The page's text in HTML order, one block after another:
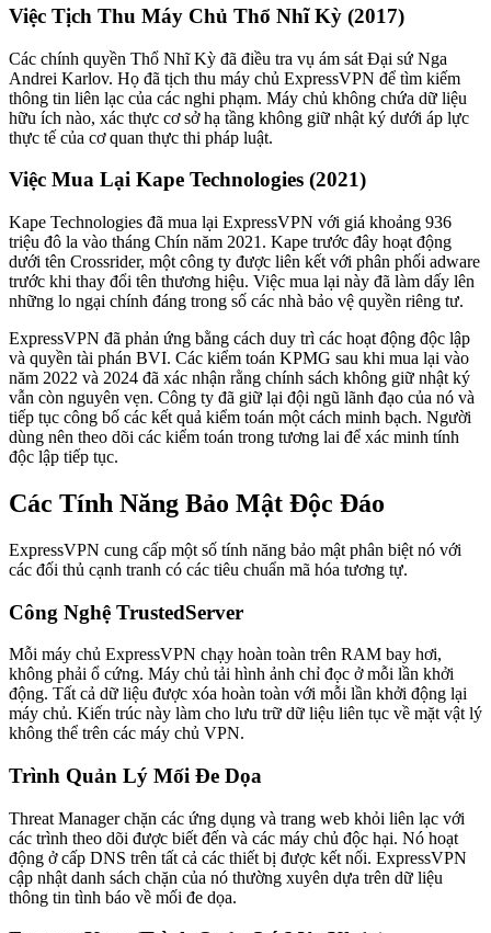
Việc Tịch Thu Máy Chủ Thổ Nhĩ Kỳ (2017)
Các chính quyền Thổ Nhĩ Kỳ đã điều tra vụ ám sát Đại sứ Nga
Andrei Karlov. Họ đã tịch thu máy chủ ExpressVPN để tìm kiếm
thông tin liên lạc của các nghi phạm. Máy chủ không chứa dữ liệu
hữu ích nào, xác thực cơ sở hạ tầng không giữ nhật ký dưới áp lực
thực tế của cơ quan thực thi pháp luật.
Việc Mua Lại Kape Technologies (2021)
Kape Technologies đã mua lại ExpressVPN với giá khoảng 936
triệu đô la vào tháng Chín năm 2021. Kape trước đây hoạt động
dưới tên Crossrider, một công ty được liên kết với phân phối adware
trước khi thay đổi tên thương hiệu. Việc mua lại này đã làm dấy lên
những lo ngại chính đáng trong số các nhà bảo vệ quyền riêng tư.
ExpressVPN đã phản ứng bằng cách duy trì các hoạt động độc lập
và quyền tài phán BVI. Các kiểm toán KPMG sau khi mua lại vào
năm 2022 và 2024 đã xác nhận rằng chính sách không giữ nhật ký
vẫn còn nguyên vẹn. Công ty đã giữ lại đội ngũ lãnh đạo của nó và
tiếp tục công bố các kết quả kiểm toán một cách minh bạch. Người
dùng nên theo dõi các kiểm toán trong tương lai để xác minh tính
độc lập tiếp tục.
Các Tính Năng Bảo Mật Độc Đáo
ExpressVPN cung cấp một số tính năng bảo mật phân biệt nó với
các đối thủ cạnh tranh có các tiêu chuẩn mã hóa tương tự.
Công Nghệ TrustedServer
Mỗi máy chủ ExpressVPN chạy hoàn toàn trên RAM bay hơi,
không phải ổ cứng. Máy chủ tải hình ảnh chỉ đọc ở mỗi lần khởi
động. Tất cả dữ liệu được xóa hoàn toàn với mỗi lần khởi động lại
máy chủ. Kiến trúc này làm cho lưu trữ dữ liệu liên tục về mặt vật lý
không thể trên các máy chủ VPN.
Trình Quản Lý Mối Đe Dọa
Threat Manager chặn các ứng dụng và trang web khỏi liên lạc với
các trình theo dõi được biết đến và các máy chủ độc hại. Nó hoạt
động ở cấp DNS trên tất cả các thiết bị được kết nối. ExpressVPN
cập nhật danh sách chặn của nó thường xuyên dựa trên dữ liệu
thông tin tình báo về mối đe dọa.